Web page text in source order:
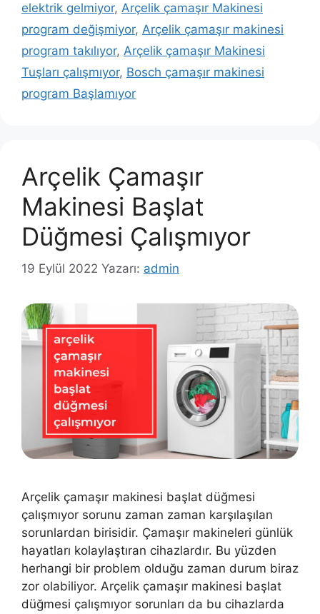
elektrik gelmiyor, Arçelik çamaşır Makinesi
program değişmiyor, Arçelik çamaşır makinesi
program takılıyor, Arçelik çamaşır Makinesi
Tuşları çalışmıyor, Bosch çamaşır makinesi
program Başlamıyor
Arçelik Çamaşır
Makinesi Başlat
Düğmesi Çalışmıyor
19 Eylül 2022 Yazarı: admin
Arçelik çamaşır makinesi başlat düğmesi
çalışmıyor sorunu zaman zaman karşılaşılan
sorunlardan birisidir. Çamaşır makineleri günlük
hayatları kolaylaştıran cihazlardır. Bu yüzden
herhangi bir problem olduğu zaman durum biraz
zor olabiliyor. Arçelik çamaşır makinesi başlat
düğmesi çalışmıyor sorunları da bu cihazlarda